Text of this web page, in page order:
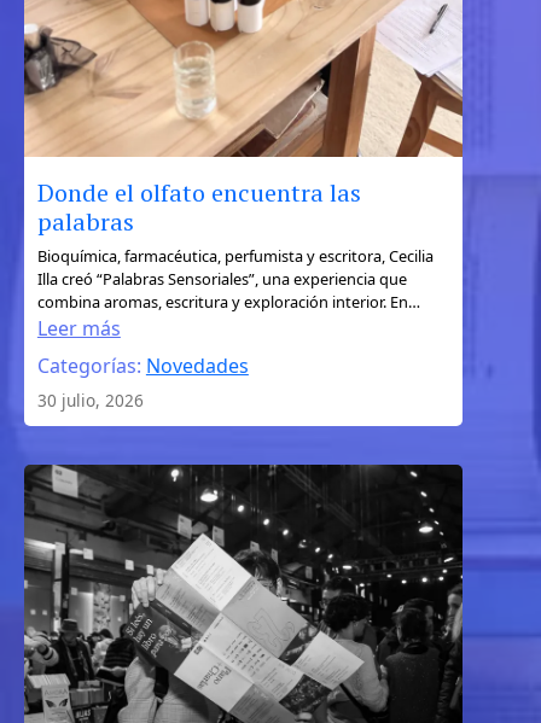
Donde el olfato encuentra las
palabras
Bioquímica, farmacéutica, perfumista y escritora, Cecilia
Illa creó “Palabras Sensoriales”, una experiencia que
combina aromas, escritura y exploración interior. En…
Leer más
:
Donde
el
olfato
encuentra
las
palabras
Categorías: Novedades
30 julio, 2026